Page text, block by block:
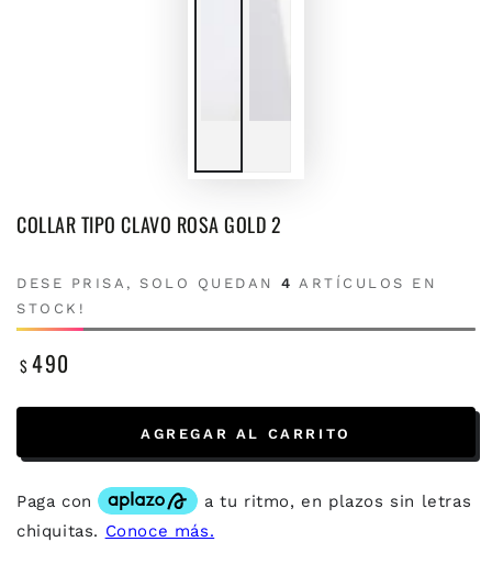
COLLAR TIPO CLAVO ROSA GOLD 2
DESE PRISA, SOLO QUEDAN 4 ARTÍCULOS EN
STOCK!
Precio
$ 490
AGREGAR AL CARRITO